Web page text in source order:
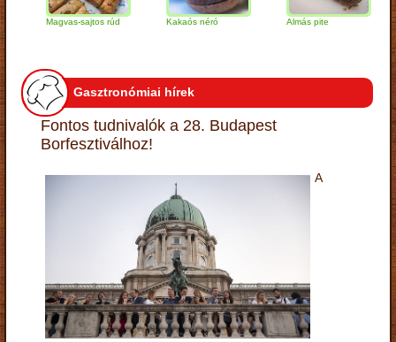
Magvas-sajtos rúd Kakaós néró Almás pite
Gasztronómiai hírek
Fontos tudnivalók a 28. Budapest
Borfesztiválhoz!
A